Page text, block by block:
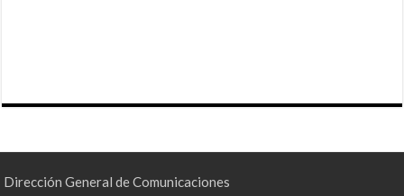
Dirección General de Comunicaciones